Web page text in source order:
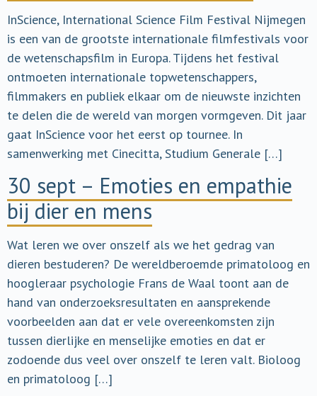
InScience, International Science Film Festival Nijmegen
is een van de grootste internationale filmfestivals voor
de wetenschapsfilm in Europa. Tijdens het festival
ontmoeten internationale topwetenschappers,
filmmakers en publiek elkaar om de nieuwste inzichten
te delen die de wereld van morgen vormgeven. Dit jaar
gaat InScience voor het eerst op tournee. In
samenwerking met Cinecitta, Studium Generale […]
30 sept – Emoties en empathie
bij dier en mens
Wat leren we over onszelf als we het gedrag van
dieren bestuderen? De wereldberoemde primatoloog en
hoogleraar psychologie Frans de Waal toont aan de
hand van onderzoeksresultaten en aansprekende
voorbeelden aan dat er vele overeenkomsten zijn
tussen dierlijke en menselijke emoties en dat er
zodoende dus veel over onszelf te leren valt. Bioloog
en primatoloog […]